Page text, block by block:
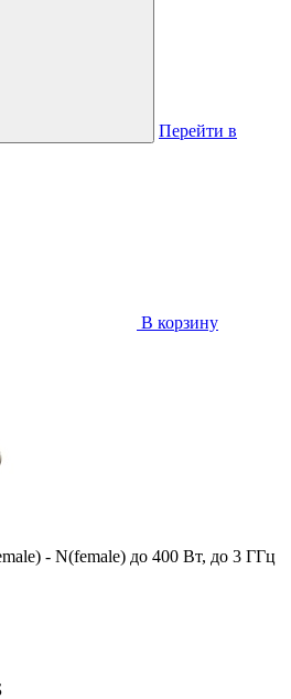
Перейти в
В корзину
- N(female) до 400 Вт, до 3 ГГц